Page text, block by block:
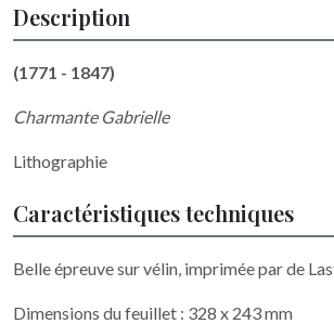
Description
(1771 - 1847)
Charmante Gabrielle
Lithographie
Caractéristiques techniques
Belle épreuve sur vélin, imprimée par de
Dimensions du feuillet : 328 x 243 mm